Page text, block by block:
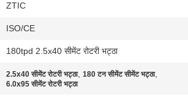
ZTIC
ISO/CE
180tpd 2.5x40 सीमेंट रोटरी भट्ठा
2.5x40 सीमेंट रोटरी भट्ठा,180 टन सीमेंट सीमेंट भट्ठा,
6.0x95 सीमेंट रोटरी भट्ठा